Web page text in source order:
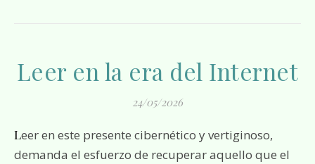
Leer en la era del Internet
24/05/2026
Leer en este presente cibernético y vertiginoso,
demanda el esfuerzo de recuperar aquello que el